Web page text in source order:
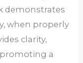
demonstrates
when properly
clarity,
a